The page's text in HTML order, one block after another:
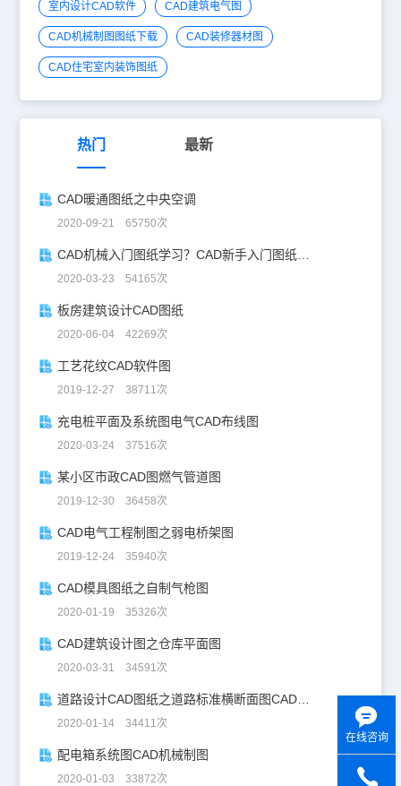
室内设计CAD软件 CAD建筑电气图
CAD机械制图图纸下载 CAD装修器材图
CAD住宅室内装饰图纸
热门 最新
CAD暖通图纸之中央空调
2020-09-21 65750次
CAD机械入门图纸学习？CAD新手入门图纸练习
2020-03-23 54165次
板房建筑设计CAD图纸
2020-06-04 42269次
工艺花纹CAD软件图
2019-12-27 38711次
充电桩平面及系统图电气CAD布线图
2020-03-24 37516次
某小区市政CAD图燃气管道图
2019-12-30 36458次
CAD电气工程制图之弱电桥架图
2019-12-24 35940次
CAD模具图纸之自制气枪图
2020-01-19 35326次
CAD建筑设计图之仓库平面图
2020-03-31 34591次
道路设计CAD图纸之道路标准横断面图CAD图纸
2020-01-14 34411次
配电箱系统图CAD机械制图
2020-01-03 33872次
在线咨询